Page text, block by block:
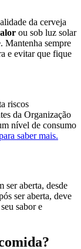
da cerveja
ou sob luz solar
Mantenha sempre
e evitar que fique
riscos
da Organização
nível de consumo
saber mais.
ser aberta, desde
ser aberta, deve
sabor e